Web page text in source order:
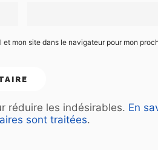
et mon site dans le navigateur pour mon
réduire les indésirables. En
sont traitées.